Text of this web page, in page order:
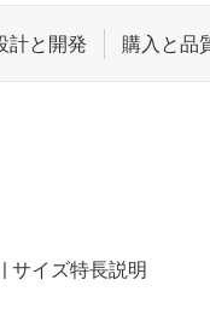
ハー サービス